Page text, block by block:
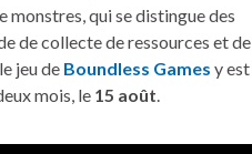
monstres, qui se distingue des
de collecte de ressources et de
, le jeu de Boundless Games y est
mois, le 15 août